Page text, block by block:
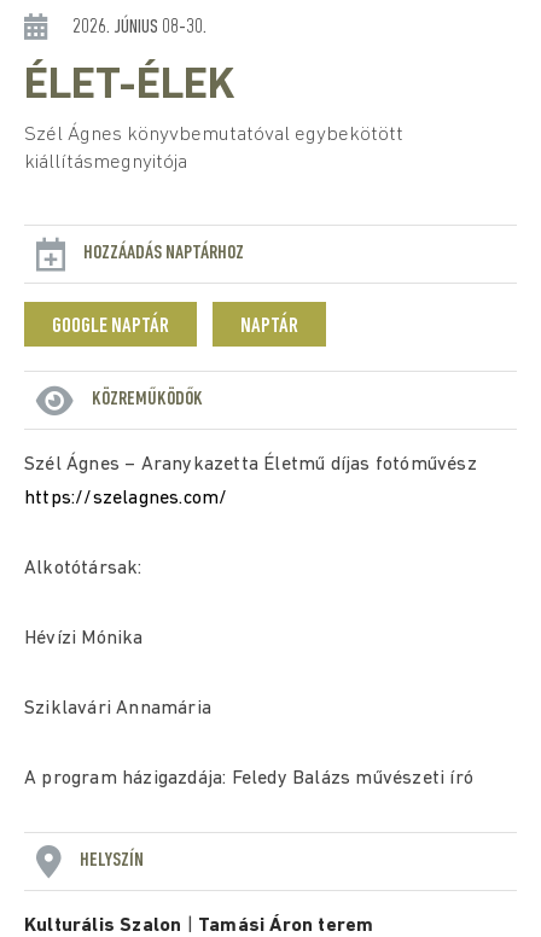
2026. JÚNIUS 08-30.
ÉLET-ÉLEK
Szél Ágnes könyvbemutatóval egybekötött
kiállításmegnyitója
HOZZÁADÁS NAPTÁRHOZ
GOOGLE NAPTÁR NAPTÁR
KÖZREMŰKÖDŐK
Szél Ágnes – Aranykazetta Életmű díjas fotóművész
https://szelagnes.com/
Alkotótársak:
Hévízi Mónika
Sziklavári Annamária
A program házigazdája: Feledy Balázs művészeti író
HELYSZÍN
Kulturális Szalon Tamási Áron terem